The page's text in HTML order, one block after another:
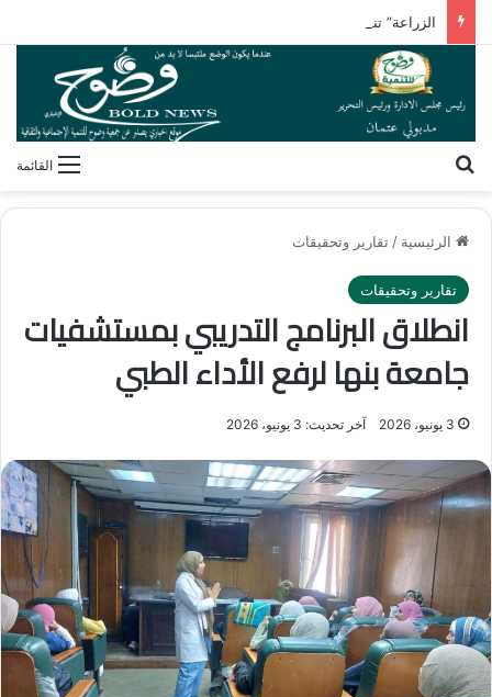
القائمة
الرئيسية / تقارير وتحقيقات
تقارير وتحقيقات
انطلاق البرنامج التدريبي بمستشفيات
جامعة بنها لرفع الأداء الطبي
3 يونيو، 2026 آخر تحديث: 3 يونيو، 2026